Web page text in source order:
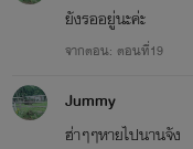
ยังรออยู่นะค่ะ
จากตอน: ตอนที่19
Jummy
ฮ่าๆๆหายไปนานจัง